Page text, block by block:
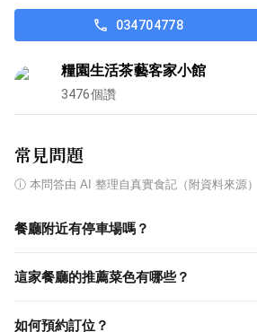
034704778
糧園生活茶藝客家小館
3476個讚
常見問題
ⓘ 本問答由 AI 整理自真實食記（附資料來源）
餐廳附近有停車場嗎？
這家餐廳的推薦菜色有哪些？
如何預約訂位？